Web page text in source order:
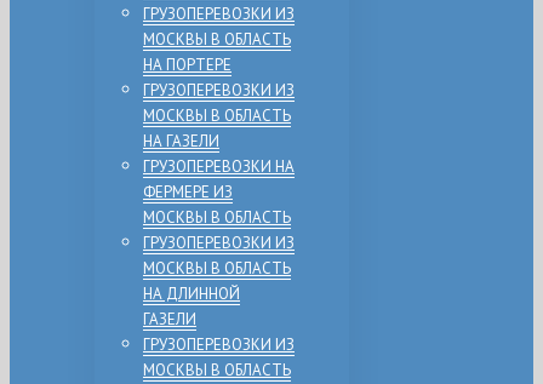
ГРУЗОПЕРЕВОЗКИ ИЗ
МОСКВЫ В ОБЛАСТЬ
НА ПОРТЕРЕ
ГРУЗОПЕРЕВОЗКИ ИЗ
МОСКВЫ В ОБЛАСТЬ
НА ГАЗЕЛИ
ГРУЗОПЕРЕВОЗКИ НА
ФЕРМЕРЕ ИЗ
МОСКВЫ В ОБЛАСТЬ
ГРУЗОПЕРЕВОЗКИ ИЗ
МОСКВЫ В ОБЛАСТЬ
НА ДЛИННОЙ
ГАЗЕЛИ
ГРУЗОПЕРЕВОЗКИ ИЗ
МОСКВЫ В ОБЛАСТЬ